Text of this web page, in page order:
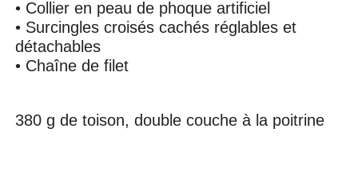
• Collier en peau de phoque artificiel
• Surcingles croisés cachés réglables et
détachables
• Chaîne de filet
380 g de toison, double couche à la poitrine